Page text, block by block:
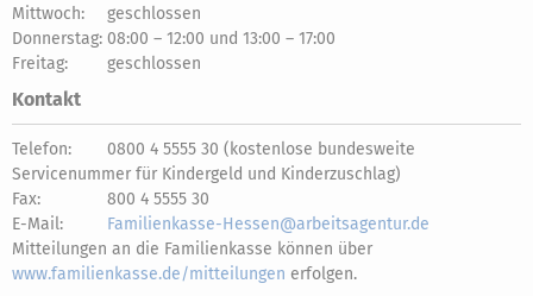
Mittwoch:
geschlossen
Donnerstag: 08:00 – 12:00 und 13:00 – 17:00
Freitag:
geschlossen
Kontakt
Telefon:
0800 4 5555 30 (kostenlose bundesweite
Servicenummer für Kindergeld und Kinderzuschlag)
Fax:
800 4 5555 30
E-Mail:
Familienkasse-Hessen@arbeitsagentur.de
Mitteilungen an die Familienkasse können über
www.familienkasse.de/mitteilungen erfolgen.